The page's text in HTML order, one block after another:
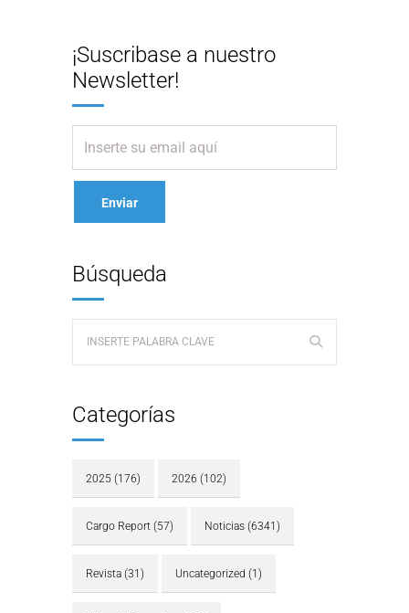
¡Suscribase a nuestro
Newsletter!
Búsqueda
Categorías
2025 (176) 2026 (102)
Cargo Report (57) Noticias (6341)
Revista (31) Uncategorized (1)